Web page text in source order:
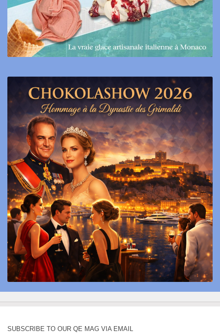
SUBSCRIBE TO OUR QE MAG VIA EMAIL